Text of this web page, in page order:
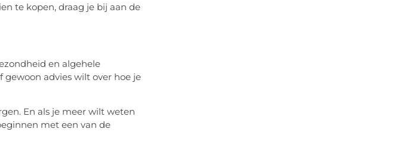
te kopen, draag je bij aan de
en algehele
advies wilt over hoe je
En als je meer wilt weten
met een van de